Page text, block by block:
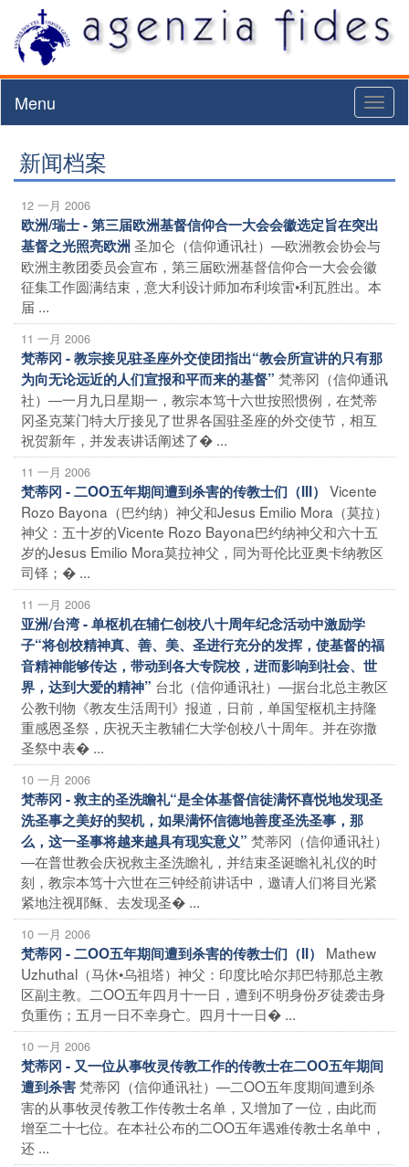
Menu
新闻档案
12 一月 2006
欧洲/瑞士 - 第三届欧洲基督信仰合一大会会徽选定旨在突出
基督之光照亮欧洲圣加仑（信仰通讯社）―欧洲教会协会与
欧洲主教团委员会宣布，第三届欧洲基督信仰合一大会会徽
征集工作圆满结束，意大利设计师加布利埃雷•利瓦胜出。本
届 ...
11 一月 2006
梵蒂冈 - 教宗接见驻圣座外交使团指出“教会所宣讲的只有那
为向无论远近的人们宣报和平而来的基督” 梵蒂冈（信仰通讯
社）―一月九日星期一，教宗本笃十六世按照惯例，在梵蒂
冈圣克莱门特大厅接见了世界各国驻圣座的外交使节，相互
祝贺新年，并发表讲话阐述了� ...
11 一月 2006
梵蒂冈 - 二OO五年期间遭到杀害的传教士们（III） Vicente
Rozo Bayona（巴约纳）神父和Jesus Emilio Mora（莫拉）
神父：五十岁的Vicente Rozo Bayona巴约纳神父和六十五
岁的Jesus Emilio Mora莫拉神父，同为哥伦比亚奥卡纳教区
司铎；� ...
11 一月 2006
亚洲/台湾 - 单枢机在辅仁创校八十周年纪念活动中激励学
子“将创校精神真、善、美、圣进行充分的发挥，使基督的福
音精神能够传达，带动到各大专院校，进而影响到社会、世
界，达到大爱的精神” 台北（信仰通讯社）―据台北总主教区
公教刊物《教友生活周刊》报道，日前，单国玺枢机主持隆
重感恩圣祭，庆祝天主教辅仁大学创校八十周年。并在弥撒
圣祭中表� ...
10 一月 2006
梵蒂冈 - 救主的圣洗瞻礼“是全体基督信徒满怀喜悦地发现圣
洗圣事之美好的契机，如果满怀信德地善度圣洗圣事，那
么，这一圣事将越来越具有现实意义” 梵蒂冈（信仰通讯社）
―在普世教会庆祝救主圣洗瞻礼，并结束圣诞瞻礼礼仪的时
刻，教宗本笃十六世在三钟经前讲话中，邀请人们将目光紧
紧地注视耶稣、去发现圣� ...
10 一月 2006
梵蒂冈 - 二OO五年期间遭到杀害的传教士们（II）
Mathew
Uzhuthal（马休•乌祖塔）神父：印度比哈尔邦巴特那总主教
区副主教。二OO五年四月十一日，遭到不明身份歹徒袭击身
负重伤；五月一日不幸身亡。四月十一日� ...
10 一月 2006
梵蒂冈 - 又一位从事牧灵传教工作的传教士在二OO五年期间
遭到杀害梵蒂冈（信仰通讯社）―二OO五年度期间遭到杀
害的从事牧灵传教工作传教士名单，又增加了一位，由此而
增至二十七位。在本社公布的二OO五年遇难传教士名单中，
还 ...